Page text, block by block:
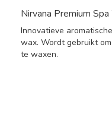
Nirvana Premium
Innovatieve
wax. Wordt gebruikt
te waxen.